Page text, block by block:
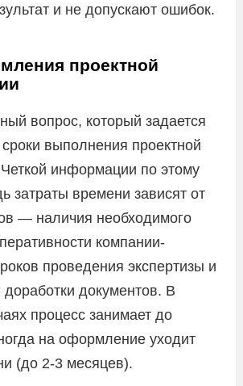
и не допускают ошибок.
проектной
вопрос, который задается
выполнения проектной
информации по этому
затраты времени зависят от
— наличия необходимого
компании-
проведения экспертизы и
документов. В
процесс занимает до
на оформление уходит
(до 2-3 месяцев).